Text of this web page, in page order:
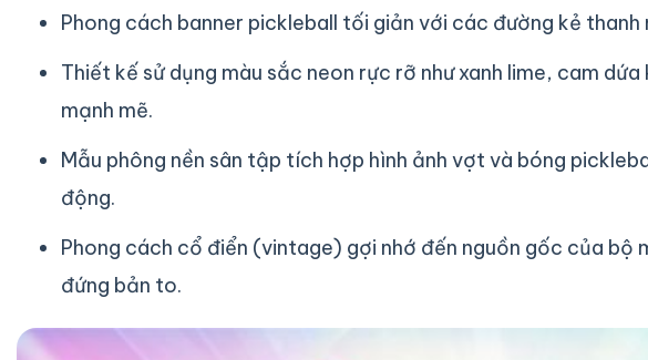
Phong cách banner pickleball tối giản với các đường kẻ
Thiết kế sử dụng màu sắc neon rực rỡ như xanh lime, cam
mạnh mẽ.
Mẫu phông nền sân tập tích hợp hình ảnh vợt và bóng
động.
Phong cách cổ điển (vintage) gợi nhớ đến nguồn gốc của
đứng bản to.